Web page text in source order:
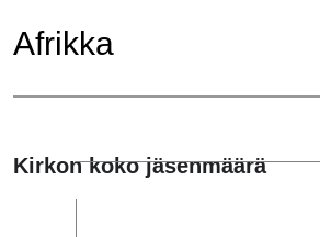
Afrikka
Kirkon koko jäsenmäärä